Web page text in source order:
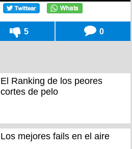
5 0
El Ranking de los peores
cortes de pelo
Los mejores fails en el aire